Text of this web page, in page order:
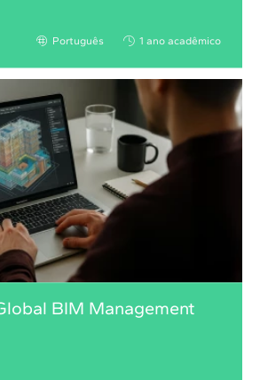
Português 1 ano acadêmico
BIM Management